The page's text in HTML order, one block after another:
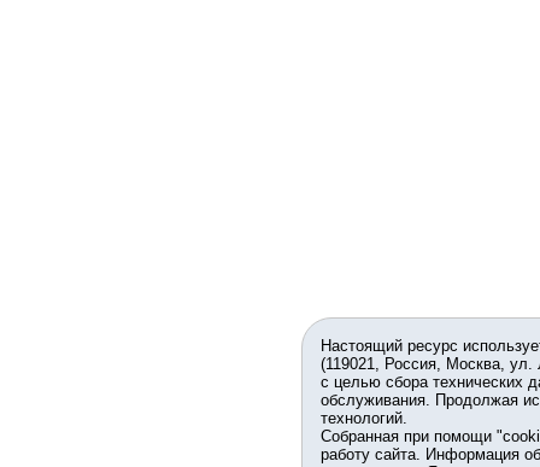
Настоящий ресурс
(119021, Россия, Москва,
с целью сбора технических
обслуживания. Продолжая
технологий.
Собранная при помощи
работу сайта. Информация